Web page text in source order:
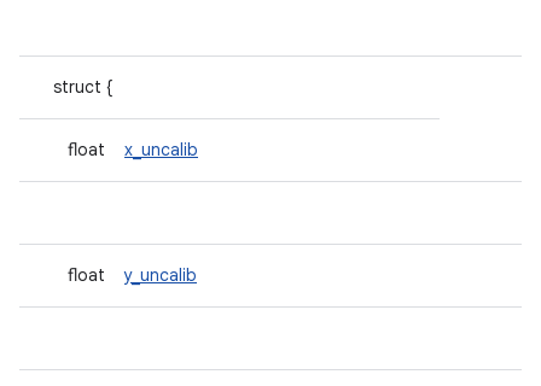
struct {
float x_uncalib
floaty_uncalib